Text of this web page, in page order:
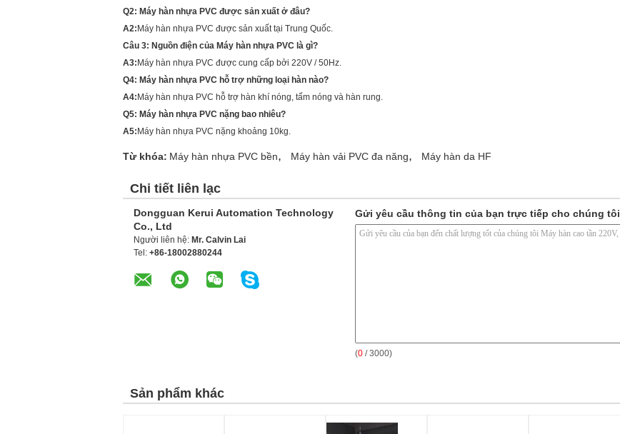
Q2: Máy hàn nhựa PVC được sản xuất ở đâu?
A2: Máy hàn nhựa PVC được sản xuất tại Trung Quốc.
Câu 3: Nguồn điện của Máy hàn nhựa PVC là gì?
A3: Máy hàn nhựa PVC được cung cấp bởi 220V / 50Hz.
Q4: Máy hàn nhựa PVC hỗ trợ những loại hàn nào?
A4: Máy hàn nhựa PVC hỗ trợ hàn khí nóng, tấm nóng và hàn rung.
Q5: Máy hàn nhựa PVC nặng bao nhiêu?
A5: Máy hàn nhựa PVC nặng khoảng 10kg.
Từ khóa: Máy hàn nhựa PVC bền, Máy hàn vải PVC đa năng, Máy hàn da HF
Chi tiết liên lạc
Dongguan Kerui Automation Technology
Co., Ltd
Người liên hệ: Mr. Calvin Lai
Tel: +86-18002880244
Gửi yêu cầu thông tin của bạn trực tiếp cho chúng tôi
(0 / 3000)
Sản phẩm khác